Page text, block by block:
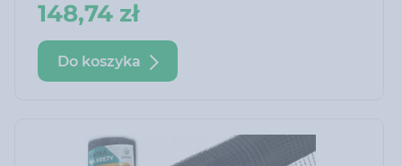
Dzięki niej można cieszyć się siedzeniem na tarasie
czy w ogrodzie nawet przy silnym wietrze.
148,74 zł
Do koszyka